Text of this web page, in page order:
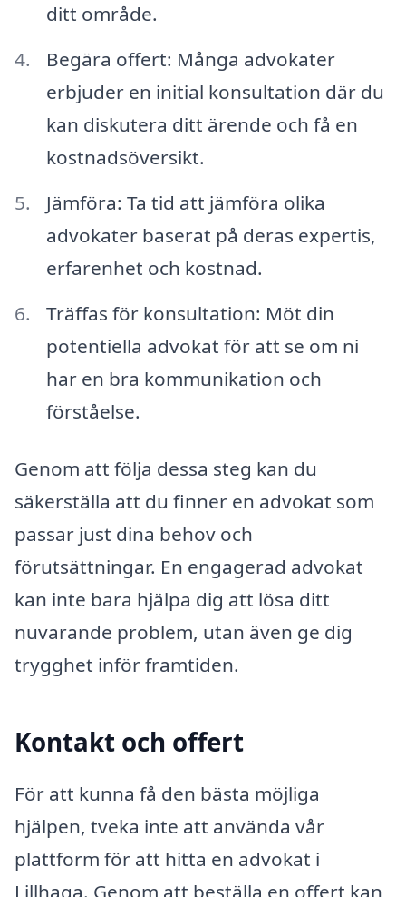
ditt område.
Begära offert: Många advokater
erbjuder en initial konsultation där du
kan diskutera ditt ärende och få en
kostnadsöversikt.
Jämföra: Ta tid att jämföra olika
advokater baserat på deras expertis,
erfarenhet och kostnad.
Träffas för konsultation: Möt din
potentiella advokat för att se om ni
har en bra kommunikation och
förståelse.
Genom att följa dessa steg kan du
säkerställa att du finner en advokat som
passar just dina behov och
förutsättningar. En engagerad advokat
kan inte bara hjälpa dig att lösa ditt
nuvarande problem, utan även ge dig
trygghet inför framtiden.
Kontakt och offert
För att kunna få den bästa möjliga
hjälpen, tveka inte att använda vår
plattform för att hitta en advokat i
Lillhaga. Genom att beställa en offert kan